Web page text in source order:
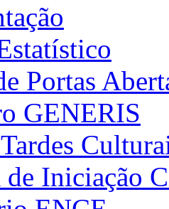
Portas
GENERIS
de Iniciação